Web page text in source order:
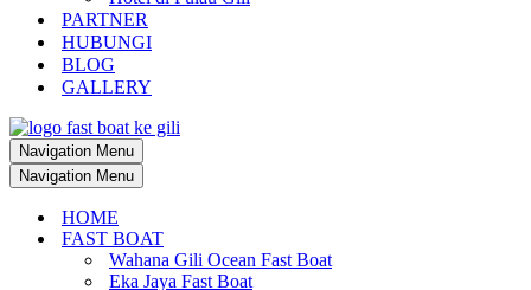
PARTNER
HUBUNGI
BLOG
GALLERY
Navigation Menu
Navigation Menu
HOME
FAST BOAT
Wahana Gili Ocean Fast Boat
Eka Jaya Fast Boat